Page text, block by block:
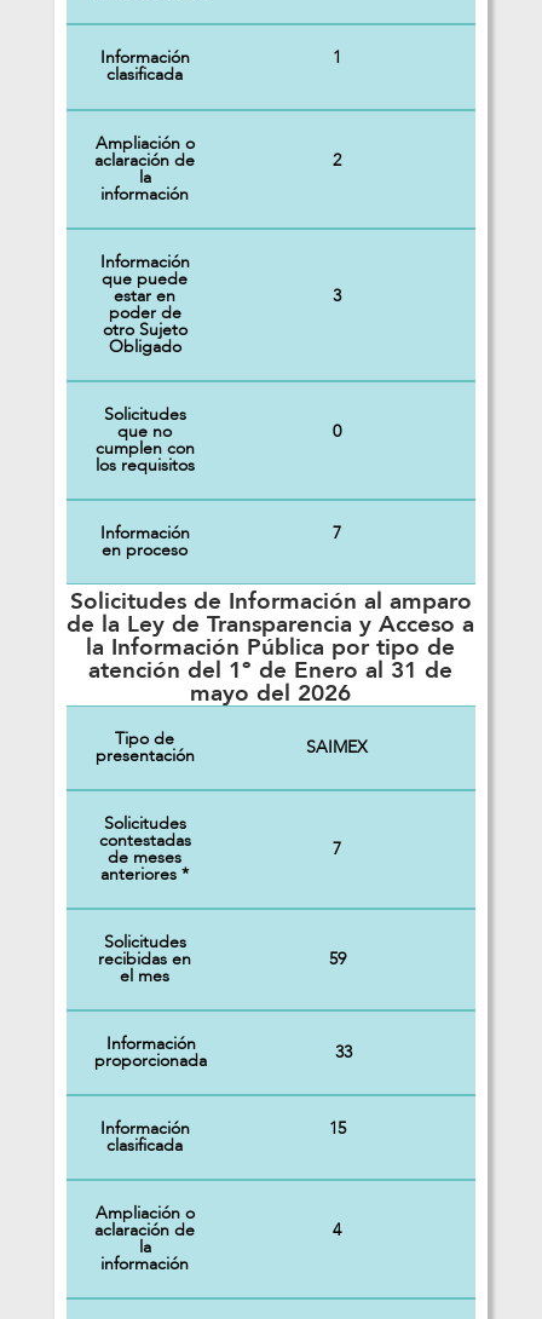
Información
clasificada
1
Ampliación o
aclaración de
la
información
2
Información
que puede
estar en
poder de
otro Sujeto
Obligado
3
Solicitudes
que no
cumplen con
los requisitos
0
Información
en proceso
7
Solicitudes de Información al amparo
de la Ley de Transparencia y Acceso a
la Información Pública por tipo de
atención del 1º de Enero al 31 de
mayo del 2026
Tipo de
presentación SAIMEX
Solicitudes
contestadas
de meses
anteriores *
7
Solicitudes
recibidas en
el mes
59
Información
proporcionada 33
Información
clasificada
15
Ampliación o
aclaración de
la
información
4